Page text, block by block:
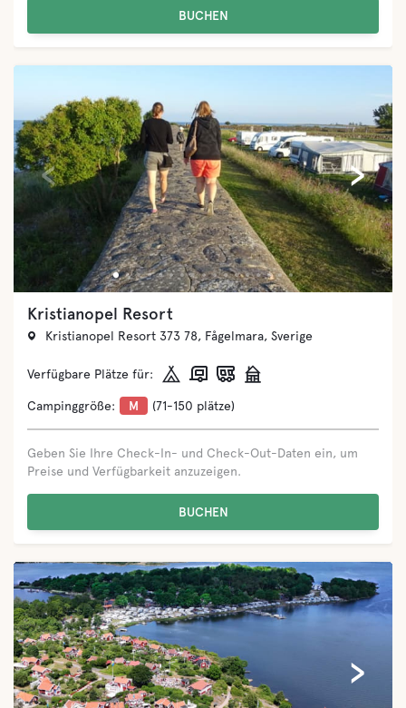
BUCHEN
›
‹
Visit Ugglarp
Sallebergsvägen 7, 311 69 Ugglarp, Sverige
Verfügbare Plätze für:
Campinggröße: XS (1-20 plätze)
Geben Sie Ihre Check-In- und Check-Out-Daten ein, um
Preise und Verfügbarkeit anzuzeigen.
BUCHEN
›
‹